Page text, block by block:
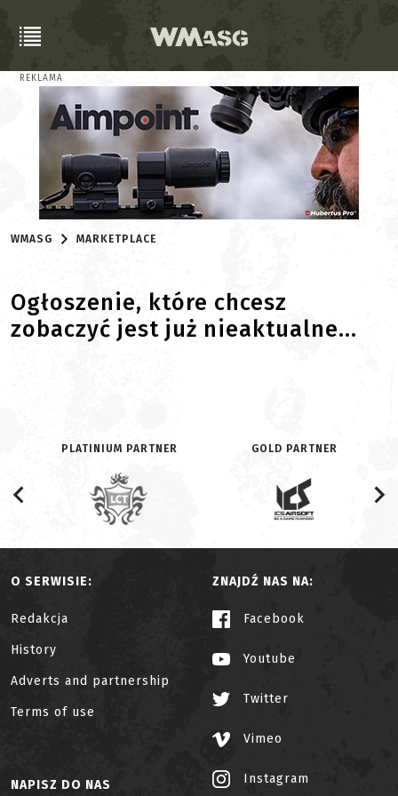
REKLAMA
WMASG MARKETPLACE
Ogłoszenie, które chcesz
zobaczyć jest już nieaktualne...
PLATINIUM PARTNER GOLD PARTNER
O SERWISIE:
Redakcja
History
Adverts and partnership
Terms of use
ZNAJDŹ NAS NA:
Facebook
Youtube
Twitter
Vimeo
Instagram
NAPISZ DO NAS